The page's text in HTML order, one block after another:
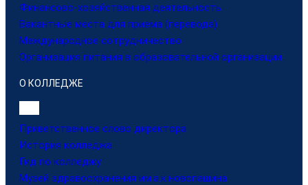
Финансово-хозяйственная деятельность
Вакантные места для приема (перевода)
Международное сотрудничество
Организация питания в образовательной организации
О КОЛЛЕДЖЕ
Приветственное слово директора
История колледжа
Гид по колледжу
Музей здравоохранения им.а.к.новопашина